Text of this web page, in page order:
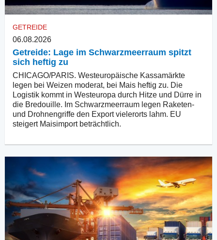
GETREIDE
06.08.2026
Getreide: Lage im Schwarzmeerraum spitzt
sich heftig zu
CHICAGO/PARIS. Westeuropäische Kassamärkte
legen bei Weizen moderat, bei Mais heftig zu. Die
Logistik kommt in Westeuropa durch Hitze und Dürre in
die Bredouille. Im Schwarzmeerraum legen Raketen-
und Drohnengriffe den Export vielerorts lahm. EU
steigert Maisimport beträchtlich.